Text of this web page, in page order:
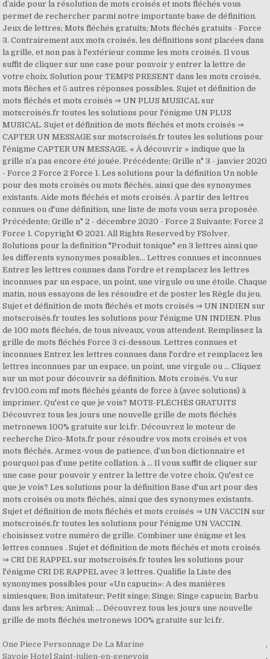
One Piece Personnage De La Marine
,
Savoie Hotel Saint-julien-en-genevois
,